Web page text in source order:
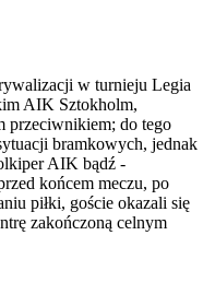
w turnieju Legia
AIK Sztokholm,
przeciwnikiem; do tego
bramkowych, jednak
AIK bądź -
końcem meczu, po
piłki, goście okazali się
zakończoną celnym